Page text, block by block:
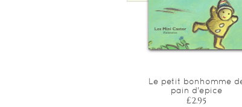
Le petit bonhomme
pain d'epice
£2.95